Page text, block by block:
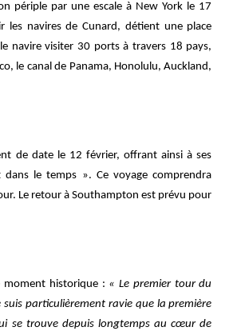
périple par une escale à New York le 17
les navires de Cunard, détient une place
navire visiter 30 ports à travers 18 pays,
le canal de Panama, Honolulu, Auckland,
de date le 12 février, offrant ainsi à ses
le temps ». Ce voyage comprendra
Le retour à Southampton est prévu pour
moment historique : « Le premier tour du
particulièrement ravie que la première
se trouve depuis longtemps au cœur de